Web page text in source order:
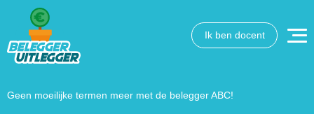
Ik ben docent
Geen moeilijke termen meer met de belegger ABC!
Wat wil je opzoeken?
hebben? We helpen je graag een handje.